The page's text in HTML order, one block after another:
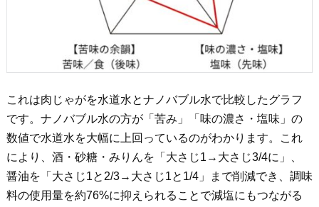
これは肉じゃがを水道水とナノバブル水で比較したグラフ
です。ナノバブル水の方が「苦み」「味の濃さ・塩味」の
数値で水道水を大幅に上回っているのがわかります。これ
により、酒・砂糖・みりんを「大さじ1→大さじ3/4に」、
醤油を「大さじ1と2/3→大さじ1と1/4」まで削減でき、調味
料の使用量を約76%に抑えられることで減塩にもつながる